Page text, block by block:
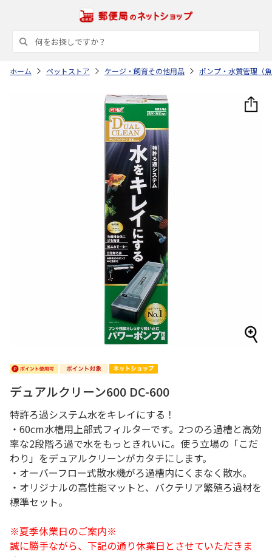
ホーム ペットストア ケージ・飼育その他用品 ポンプ・水質管理（
デュアルクリーン600 DC-600
特許ろ過システム水をキレイにする！
・60cm水槽用上部式フィルターです。2つのろ過槽と高効
率な2段階ろ過で水をもっときれいに。使う立場の「こだ
わり」をデュアルクリーンがカタチにします。
・オーバーフロー式散水機がろ過槽内にくまなく散水。
・オリジナルの高性能マットと、バクテリア繁殖ろ過材を
標準セット。
※夏季休業日のご案内※
誠に勝手ながら、下記の通り休業日とさせていただきま